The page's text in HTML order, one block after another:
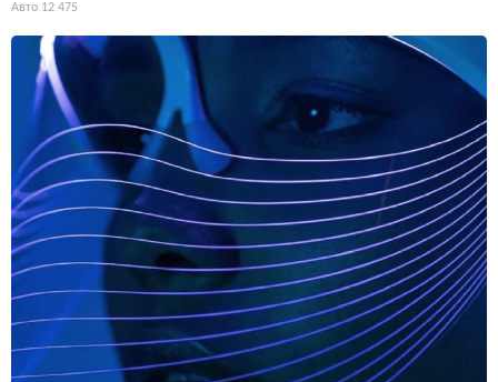
Авто 12 475